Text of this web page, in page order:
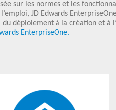
sur les normes et les
JD Edwards
déploiement à la création et à
EnterpriseOne.